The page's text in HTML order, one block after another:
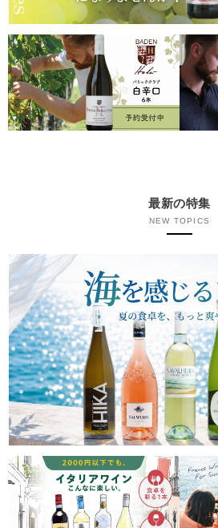
最新の特集
NEW TOPICS